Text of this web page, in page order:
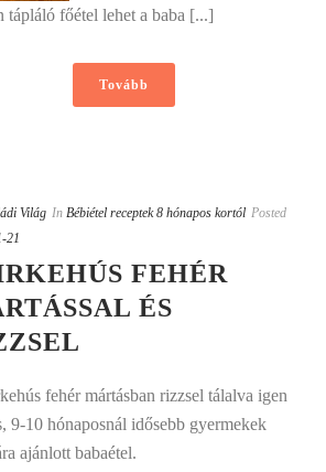
tápláló főétel lehet a baba [...]
Tovább
Világ In Bébiétel receptek 8 hónapos kortól Posted
21
FEHÉR
ÉS
fehér mártásban rizzsel tálalva igen
9-10 hónaposnál idősebb gyermekek
ajánlott babaétel.